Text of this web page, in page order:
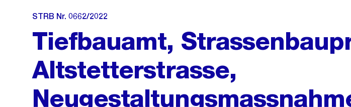
STRB Nr. 0662/2022
Tiefbauamt,
Altstetterstrasse,